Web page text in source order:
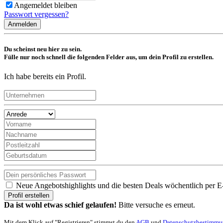
Angemeldet bleiben
Passwort vergessen?
Anmelden
Du scheinst neu hier zu sein.
Fülle nur noch schnell die folgenden Felder aus, um dein Profil zu erstellen.
Ich habe bereits ein Profil.
Neue Angebotshighlights und die besten Deals wöchentlich per
Profil erstellen
Da ist wohl etwas schief gelaufen! Bitte versuche es erneut.